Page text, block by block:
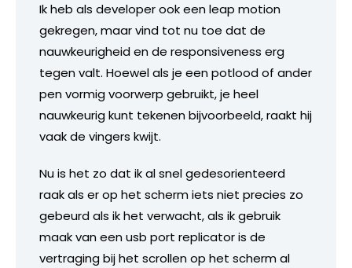
Ik heb als developer ook een leap motion
gekregen, maar vind tot nu toe dat de
nauwkeurigheid en de responsiveness erg
tegen valt. Hoewel als je een potlood of ander
pen vormig voorwerp gebruikt, je heel
nauwkeurig kunt tekenen bijvoorbeeld, raakt hij
vaak de vingers kwijt.
Nu is het zo dat ik al snel gedesorienteerd
raak als er op het scherm iets niet precies zo
gebeurd als ik het verwacht, als ik gebruik
maak van een usb port replicator is de
vertraging bij het scrollen op het scherm al